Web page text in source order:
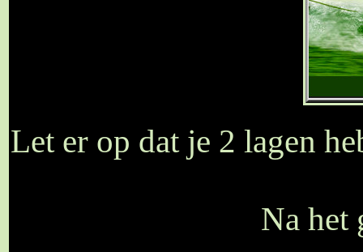
Let er op dat je 2 lagen
Na het